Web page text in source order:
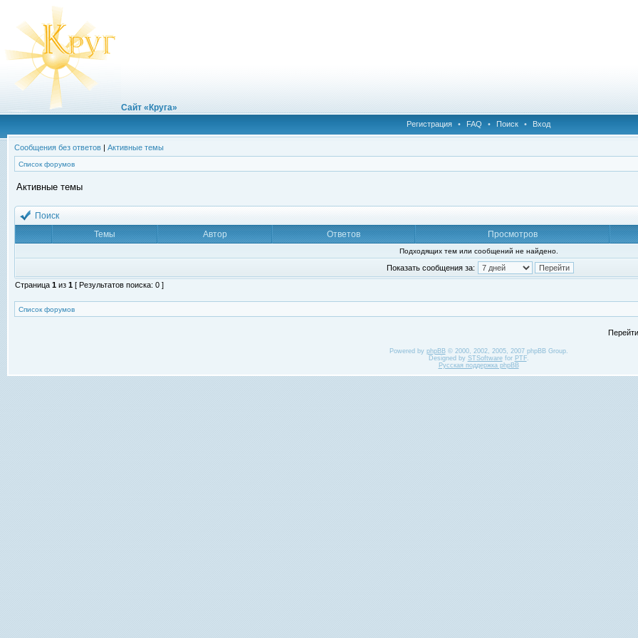
Сайт «Круга»
Регистрация • FAQ • Поиск • Вход
Сообщения без ответов | Активные темы
Список форумов
Активные темы
Поиск
Темы
Автор Ответов Просмотров
Подходящих тем или сообщений не найдено.
Показать сообщения за:
Страница 1 из 1 [ Результатов поиска: 0 ]
Список форумов
Powered by phpBB© 2000, 2002, 2005, 2007 phpBB Group.
Designed by STSoftwarefor PTF.
Русская поддержка phpBB